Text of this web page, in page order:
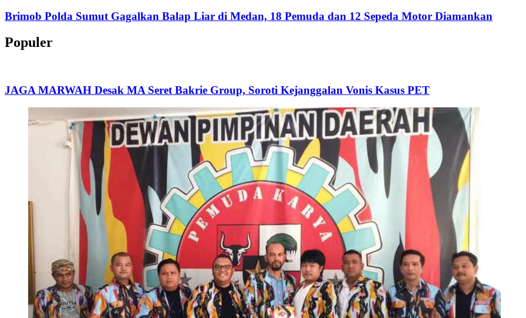
Brimob Polda Sumut Gagalkan Balap Liar di Medan, 18 Pemuda dan 12 Sepeda Motor Diamankan
Populer
JAGA MARWAH Desak MA Seret Bakrie Group, Soroti Kejanggalan Vonis Kasus PET